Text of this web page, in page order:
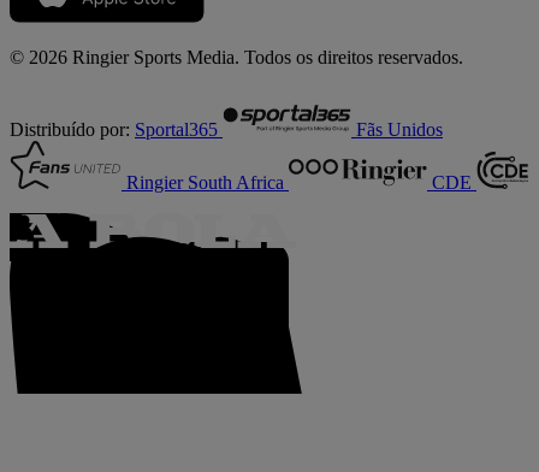
© 2026 Ringier Sports Media. Todos os direitos reservados.
Distribuído por: Sportal365 Fãs Unidos
Ringier South Africa CDE